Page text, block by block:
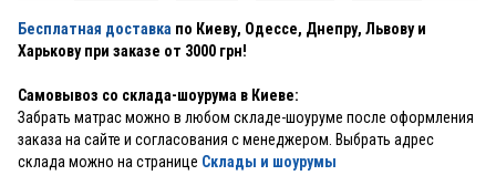
Бесплатная доставка по Киеву, Одессе, Днепру, Львову и
Харькову при заказе от 3000 грн!
Самовывоз со склада-шоурума в Киеве:
Забрать матрас можно в любом складе-шоуруме после оформления
заказа на сайте и согласования с менеджером. Выбрать адрес
склада можно на странице Склады и шоурумы